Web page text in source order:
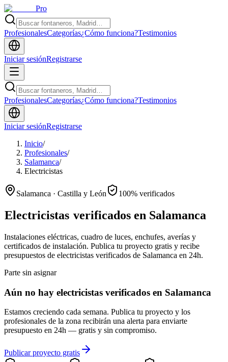
Pro
ProfesionalesCategorías¿Cómo funciona?Testimonios
Iniciar sesiónRegistrarse
ProfesionalesCategorías¿Cómo funciona?Testimonios
Iniciar sesiónRegistrarse
Inicio/
Profesionales/
Salamanca/
Electricistas
Salamanca · Castilla y León 100% verificados
Electricistas verificados en Salamanca
Instalaciones eléctricas, cuadro de luces, enchufes, averías y
certificados de instalación. Publica tu proyecto gratis y recibe
presupuestos de electricistas verificados de Salamanca en 24h.
Parte sin asignar
Aún no hay electricistas verificados en Salamanca
Estamos creciendo cada semana. Publica tu proyecto y los
profesionales de la zona recibirán una alerta para enviarte
presupuesto en 24h — gratis y sin compromiso.
Publicar proyecto gratis